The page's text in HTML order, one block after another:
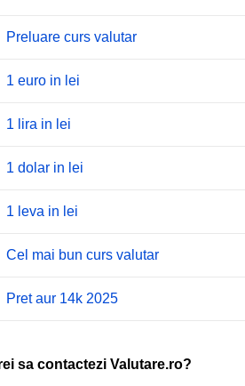
Preluare curs valutar
1 euro in lei
1 lira in lei
1 dolar in lei
1 leva in lei
Cel mai bun curs valutar
Pret aur 14k 2025
sa contactezi Valutare.ro?